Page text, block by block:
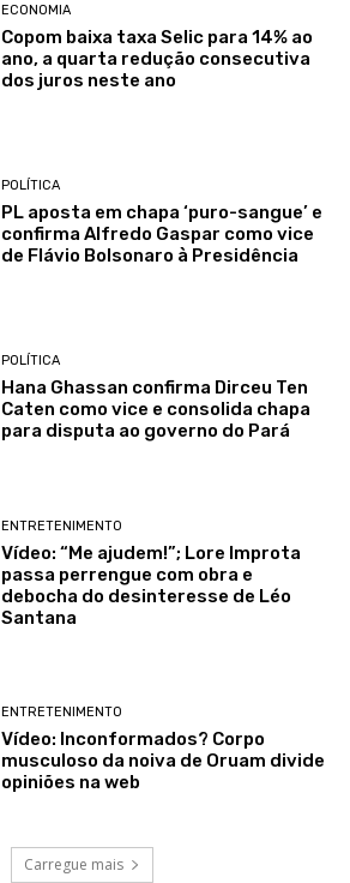
ECONOMIA
Copom baixa taxa Selic para 14% ao
ano, a quarta redução consecutiva
dos juros neste ano
POLÍTICA
PL aposta em chapa ‘puro-sangue’ e
confirma Alfredo Gaspar como vice
de Flávio Bolsonaro à Presidência
POLÍTICA
Hana Ghassan confirma Dirceu Ten
Caten como vice e consolida chapa
para disputa ao governo do Pará
ENTRETENIMENTO
Vídeo: “Me ajudem!”; Lore Improta
passa perrengue com obra e
debocha do desinteresse de Léo
Santana
ENTRETENIMENTO
Vídeo: Inconformados? Corpo
musculoso da noiva de Oruam divide
opiniões na web
Carregue mais